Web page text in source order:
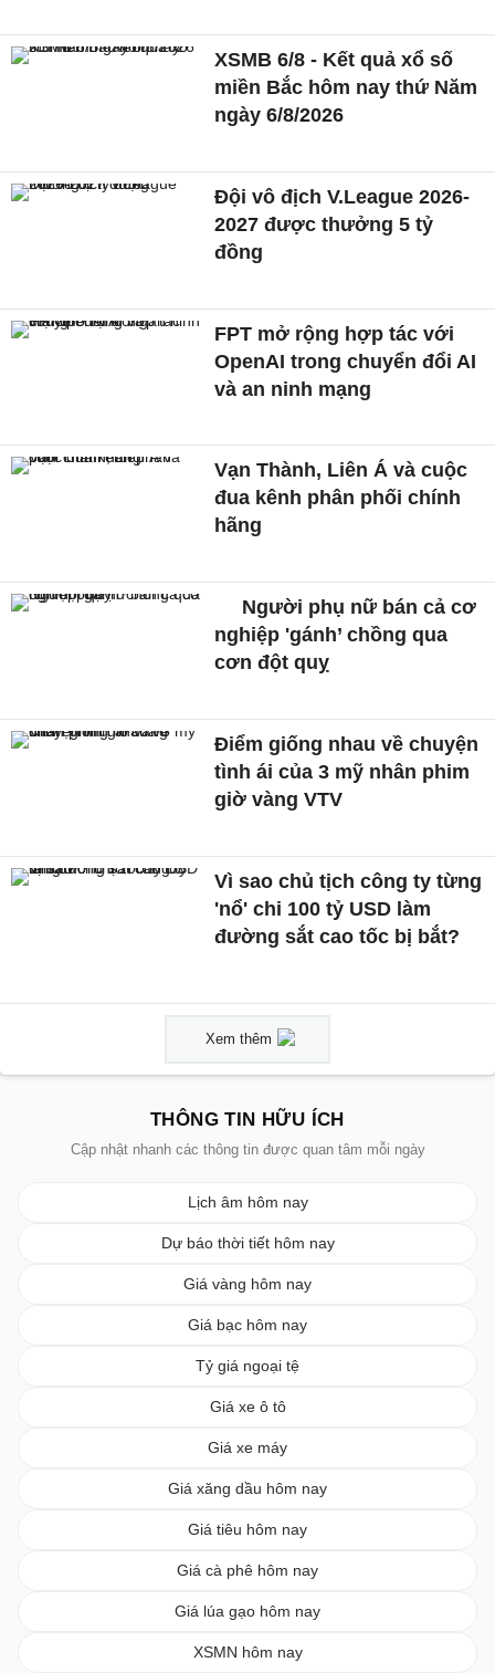
XSMB 6/8 - Kết quả xổ số
miền Bắc hôm nay thứ Năm
ngày 6/8/2026
Đội vô địch V.League 2026-
2027 được thưởng 5 tỷ
đồng
FPT mở rộng hợp tác với
OpenAI trong chuyển đổi AI
và an ninh mạng
Vạn Thành, Liên Á và cuộc
đua kênh phân phối chính
hãng
Người phụ nữ bán cả cơ
nghiệp 'gánh’ chồng qua
cơn đột quỵ
Điểm giống nhau về chuyện
tình ái của 3 mỹ nhân phim
giờ vàng VTV
Vì sao chủ tịch công ty từng
'nổ' chi 100 tỷ USD làm
đường sắt cao tốc bị bắt?
Xem thêm
THÔNG TIN HỮU ÍCH
Cập nhật nhanh các thông tin được quan tâm mỗi ngày
Lịch âm hôm nay
Dự báo thời tiết hôm nay
Giá vàng hôm nay
Giá bạc hôm nay
Tỷ giá ngoại tệ
Giá xe ô tô
Giá xe máy
Giá xăng dầu hôm nay
Giá tiêu hôm nay
Giá cà phê hôm nay
Giá lúa gạo hôm nay
XSMN hôm nay